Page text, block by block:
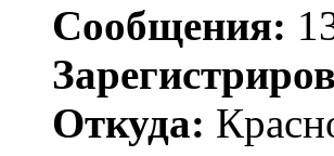
Сообщения:
Откуда: